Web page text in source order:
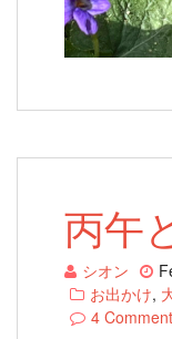
丙午
シオン
お出かけ,
4